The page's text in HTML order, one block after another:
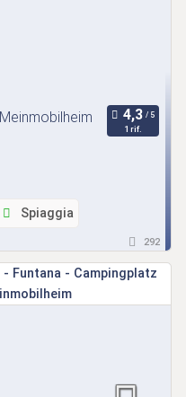
1 rif.
Spiaggia
292